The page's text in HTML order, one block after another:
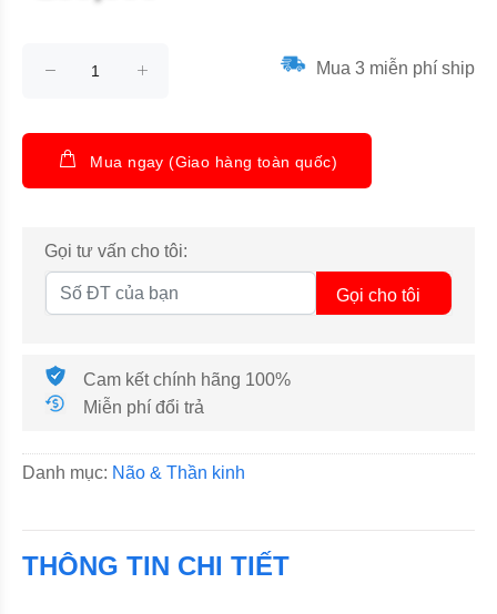
Mua 3 miễn phí ship
Mua ngay (Giao hàng toàn quốc)
Gọi tư vấn cho tôi:
Gọi cho tôi
Cam kết chính hãng 100%
Miễn phí đổi trả
Danh mục: Não & Thần kinh
THÔNG TIN CHI TIẾT